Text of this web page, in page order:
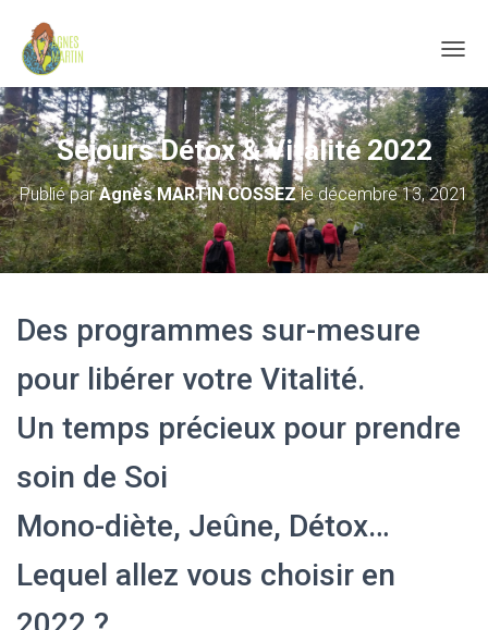
É
P
L
I
E
R
L
A
N
A
N
Séjours Détox & Vitalité 2022
Publié parAgnès MARTIN COSSEZledécembre 13, 2021
Des programmes sur-mesure
pour libérer votre Vitalité.
Un temps précieux pour prendre
soin de Soi
Mono-diète, Jeûne, Détox…
Lequel allez vous choisir en